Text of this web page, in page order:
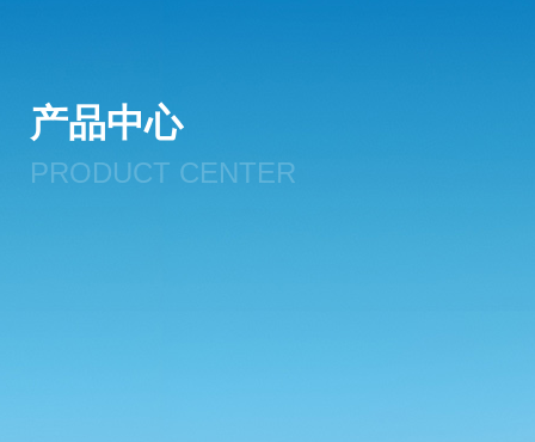
产品中心
PRODUCT CENTER